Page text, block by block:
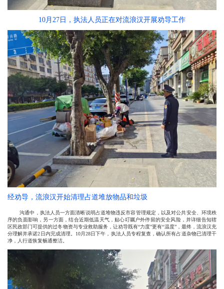
10月27日，执法人员正在对流浪汉开展劝导工作
经劝导，流浪汉开始清理占道堆放物品和垃圾
沟通中，执法人员一方面清晰说明占道堆物违反市容管理规定，以及对公共安全、环境秩
序的负面影响，另一方面，结合近期低温天气，贴心叮嘱户外停留的安全风险，并详细告知辖
区民政部门可提供的过冬物资与专业救助服务，让劝导既有“力度”更有“温度”，最终，流浪汉充
分理解并承诺2日内完成清理。10月28日下午，执法人员专程复查，确认所有占道杂物已清理干
净，人行道恢复畅通整洁。